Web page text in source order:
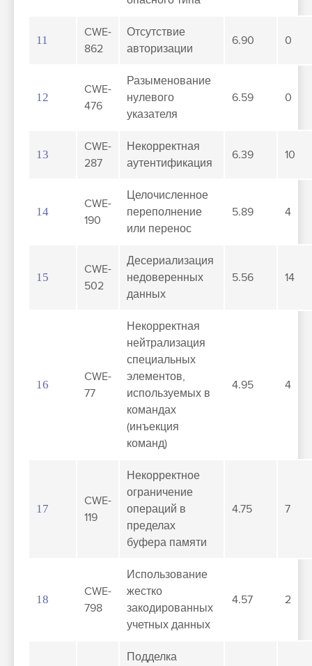
11
CWE-
862
Отсутствие
авторизации
6.90 0
12
CWE-
476
Разыменование
нулевого
указателя
6.59 0
13
CWE-
287
Некорректная
аутентификация
6.39 10
14
CWE-
190
Целочисленное
переполнение
или перенос
5.89 4
15
CWE-
502
Десериализация
недоверенных
данных
5.56 14
16
CWE-
77
Некорректная
нейтрализация
специальных
элементов,
используемых в
командах
(инъекция
команд)
4.95 4
17
CWE-
119
Некорректное
ограничение
операций в
пределах
буфера памяти
4.75 7
18
CWE-
798
Использование
жестко
закодированных
учетных данных
4.57 2
Подделка